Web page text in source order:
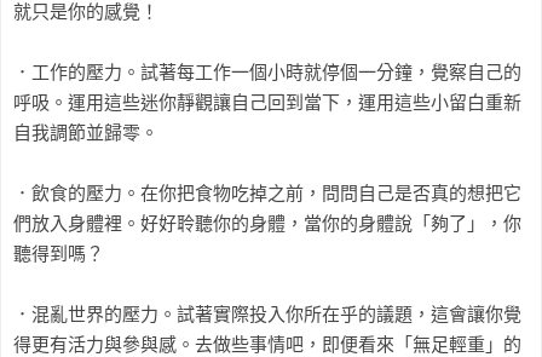
就只是你的感覺！
．工作的壓力。試著每工作一個小時就停個一分鐘，覺察自己的
呼吸。運用這些迷你靜觀讓自己回到當下，運用這些小留白重新
自我調節並歸零。
．飲食的壓力。在你把食物吃掉之前，問問自己是否真的想把它
們放入身體裡。好好聆聽你的身體，當你的身體說「夠了」，你
聽得到嗎？
．混亂世界的壓力。試著實際投入你所在乎的議題，這會讓你覺
得更有活力與參與感。去做些事情吧，即便看來「無足輕重」的